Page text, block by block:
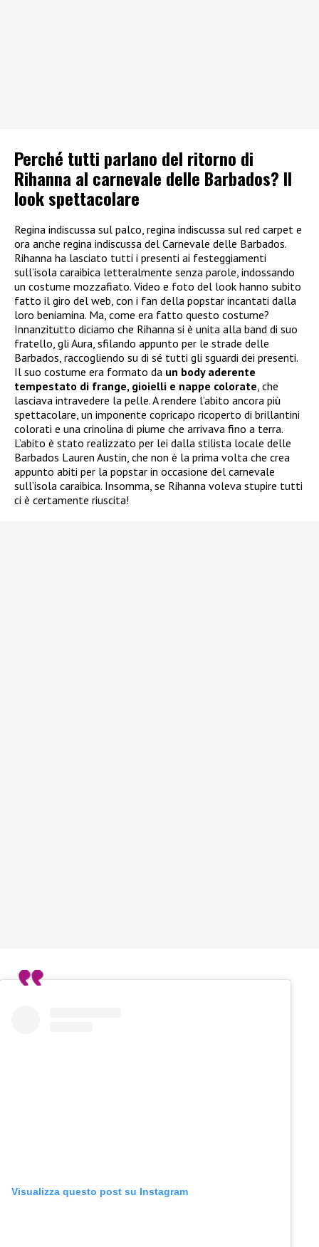
Perché tutti parlano del ritorno di
Rihanna al carnevale delle Barbados? Il
look spettacolare
Regina indiscussa sul palco, regina indiscussa sul red carpet e
ora anche regina indiscussa del Carnevale delle Barbados.
Rihanna ha lasciato tutti i presenti ai festeggiamenti
sull’isola caraibica letteralmente senza parole, indossando
un costume mozzafiato. Video e foto del look hanno subito
fatto il giro del web, con i fan della popstar incantati dalla
loro beniamina. Ma, come era fatto questo costume?
Innanzitutto diciamo che Rihanna si è unita alla band di suo
fratello, gli Aura, sfilando appunto per le strade delle
Barbados, raccogliendo su di sé tutti gli sguardi dei presenti.
Il suo costume era formato da un body aderente
tempestato di frange, gioielli e nappe colorate , che
lasciava intravedere la pelle. A rendere l’abito ancora più
spettacolare, un imponente copricapo ricoperto di brillantini
colorati e una crinolina di piume che arrivava fino a terra.
L’abito è stato realizzato per lei dalla stilista locale delle
Barbados Lauren Austin, che non è la prima volta che crea
appunto abiti per la popstar in occasione del carnevale
sull’isola caraibica. Insomma, se Rihanna voleva stupire tutti
ci è certamente riuscita!
Visualizza questo post su Instagram